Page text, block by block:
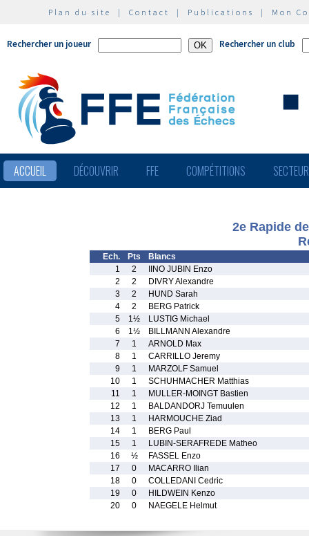
Plan du site | Contact | Publications | Mon
Rechercher un joueur Rechercher un club
ACCUEIL DÉCOUVRIR FFE COMPÉTITIONS
2e Rapide
Ech. Pts
Blancs
1
2
IINO JUBIN Enzo
2
2
DIVRY Alexandre
3
2
HUND Sarah
4
2
BERG Patrick
5
1½
LUSTIG Michael
6
1½
BILLMANN Alexandre
7
1
ARNOLD Max
8
1
CARRILLO Jeremy
9
1
MARZOLF Samuel
10
1
SCHUHMACHER Matthias
11
1
MULLER-MOINGT Bastien
12
1
BALDANDORJ Temuulen
13
1
HARMOUCHE Ziad
14
1
BERG Paul
15
1
LUBIN-SERAFREDE Matheo
16
½
FASSEL Enzo
17
0
MACARRO Ilian
18
0
COLLEDANI Cedric
19
0
HILDWEIN Kenzo
20
0 NAEGELE Helmut